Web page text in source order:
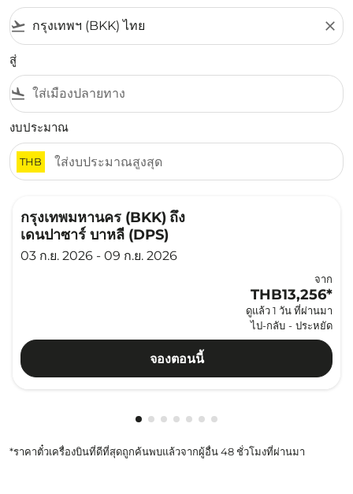
flight_takeoff close
สู่
flight_land
งบประมาณ
THB
กรุงเทพมหานคร (BKK) ถึง
เดนปาซาร์ บาหลี (DPS)
03 ก.ย. 2026 - 09 ก.ย. 2026
จาก
THB13,256*
ดูแล้ว 1 วัน ที่ผ่านมา
ไป-กลับ - ประหยัด
จองตอนนี้
กำลังแสดง cmp-pagination-
กำลังแสดง cmp-pagination-
กำลังแสดง cmp-pagination-
กำลังแสดง cmp-pagination-
กำลังแสดง cmp-
กำลังแสดง cmp-
กำลังแสดง cmp-
*ราคาตั๋วเครื่องบินที่ดีที่สุดถูกค้นพบแล้วจากผู้อื่น 48 ชั่วโมงที่ผ่านมา